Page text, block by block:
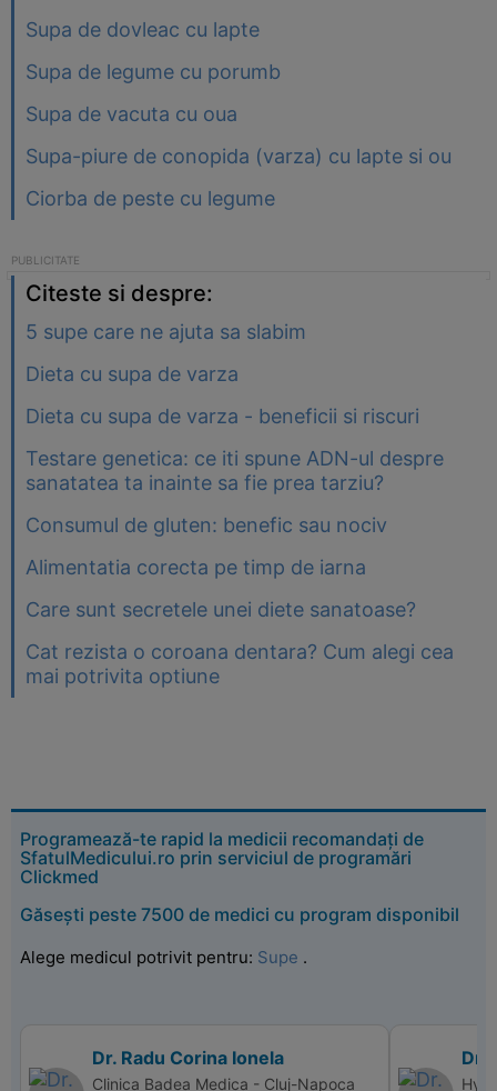
Supa de dovleac cu lapte
Supa de legume cu porumb
Supa de vacuta cu oua
Supa-piure de conopida (varza) cu lapte si ou
Ciorba de peste cu legume
Citeste si despre:
5 supe care ne ajuta sa slabim
Dieta cu supa de varza
Dieta cu supa de varza - beneficii si riscuri
Testare genetica: ce iti spune ADN-ul despre
sanatatea ta inainte sa fie prea tarziu?
Consumul de gluten: benefic sau nociv
Alimentatia corecta pe timp de iarna
Care sunt secretele unei diete sanatoase?
Cat rezista o coroana dentara? Cum alegi cea
mai potrivita optiune
Programează-te rapid la medicii recomandați de
SfatulMedicului.ro prin serviciul de programări
Clickmed
Găsești peste 7500 de medici cu program disponibil
Alege medicul potrivit pentru: Supe .
Dr. Radu Corina Ionela
Clinica Badea Medica - Cluj-Napoca
Dr.